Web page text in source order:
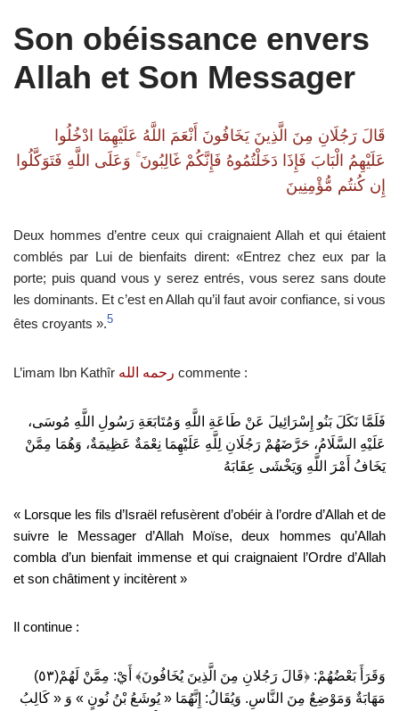
Son obéissance envers
Allah et Son Messager
قَالَ رَجُلَانِ مِنَ الَّذِينَ يَخَافُونَ أَنْعَمَ اللَّهُ عَلَيْهِمَا ادْخُلُوا
عَلَيْهِمُ الْبَابَ فَإِذَا دَخَلْتُمُوهُ فَإِنَّكُمْ غَالِبُونَ ۚ وَعَلَى اللَّهِ فَتَوَكَّلُوا
إِن كُنتُم مُّؤْمِنِينَ
Deux hommes d’entre ceux qui craignaient Allah et qui étaient
comblés par Lui de bienfaits dirent: «Entrez chez eux par la
porte; puis quand vous y serez entrés, vous serez sans doute
les dominants. Et c’est en Allah qu’il faut avoir confiance, si vous
êtes croyants ».5
L’imam Ibn Kathîr commente :
فَلَمَّا نَكَلَ بَنُو إِسْرَائِيلَ عَنْ طَاعَةِ اللَّهِ وَمُتَابَعَةِ رَسُولِ اللَّهِ مُوسَى،
عَلَيْهِ السَّلَامُ، حَرَّضَهُمْ رَجُلَانِ لِلَّهِ عَلَيْهِمَا نِعْمَةٌ عَظِيمَةٌ، وَهُمَا مِمَّنْ
يَخَافُ أَمْرَ اللَّهِ وَيَخْشَى عِقَابَهُ
« Lorsque les fils d’Israël refusèrent d’obéir à l’ordre d’Allah et de
suivre le Messager d’Allah Moïse, deux hommes qu’Allah
combla d’un bienfait immense et qui craignaient l’Ordre d’Allah
et son châtiment y incitèrent »
Il continue :
وَقَرَأَ بَعْضُهُمْ: ﴿قَالَ رَجُلانِ مِنَ الَّذِينَ يُخَافُونَ﴾ أَيْ: مِمَّنْ لَهُمْ(٥٣)
مَهَابَةٌ وَمَوْضِعٌ مِنَ النَّاسِ. وَيُقَالُ: إِنَّهُمَا «يُوشَعُ بْنُ نُونٍ » وَ « كَالِبُ